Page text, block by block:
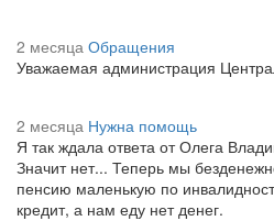
2 месяца Обращения
Уважаемая администрация
2 месяца Нужна помощь
Я так ждала ответа от Олега
Значит нет... Теперь мы
пенсию маленькую по
кредит, а нам еду нет денег.